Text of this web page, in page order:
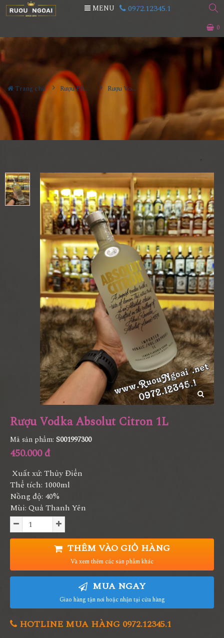
0
MENU 0972.12345.1
Trang chủ Rượu Pha Chế Rượu Vodka Absolut Citron 1L
Rượu Vodka Absolut Citron 1L
Mã sản phẩm: S001997300
450.000 đ
Xuất xứ: Thủy Điển
Thể tích: 1000ml
Nồng độ: 40%
Mùi: Quả Thanh Yên
THÊM VÀO GIỎ HÀNG
Và xem thêm các sản phẩm khác
MUA NGAY
Giao hàng tận nơi hoặc nhận tại cửa hàng
HOTLINE MUA HÀNG 0972.12345.1